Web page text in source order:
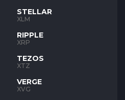
STELLAR
XLM
RIPPLE
XRP
TEZOS
XTZ
VERGE
XVG